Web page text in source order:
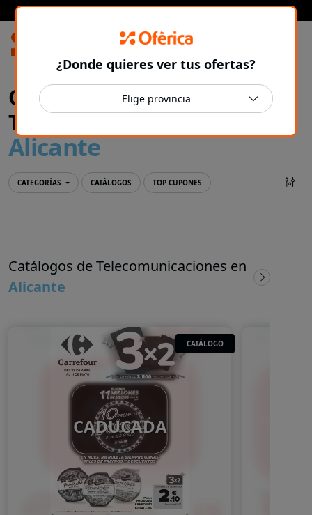
Prensa Ibérica
Ofertas y catálogos de
Telecomunicaciones en
Alicante
CATEGORÍAS CATÁLOGOS TOP CUPONES
Catálogos de Telecomunicaciones en
Alicante
CATÁLOGO
CADUCADA
¿Donde quieres ver tus ofertas?